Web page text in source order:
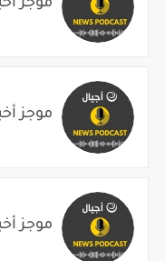
موجز أخبار
موجز أخبار